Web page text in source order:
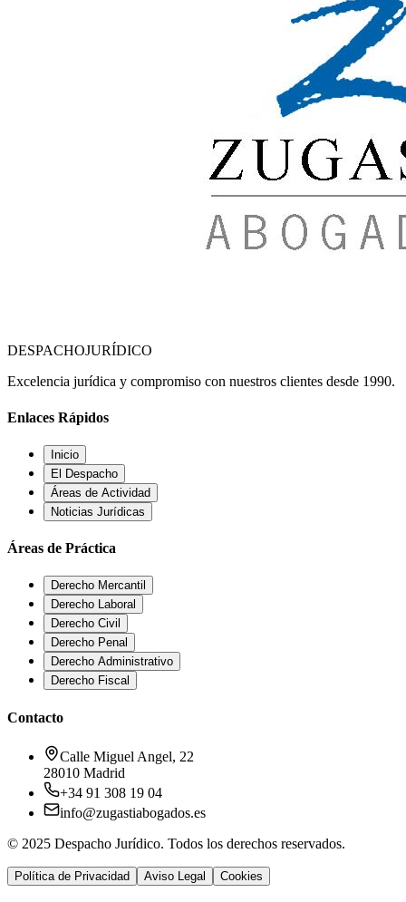
DESPACHOJURÍDICO
Excelencia jurídica y compromiso con nuestros clientes desde 1990.
Enlaces Rápidos
Inicio
El Despacho
Áreas de Actividad
Noticias Jurídicas
Áreas de Práctica
Derecho Mercantil
Derecho Laboral
Derecho Civil
Derecho Penal
Derecho Administrativo
Derecho Fiscal
Contacto
Calle Miguel Angel, 22
28010 Madrid
+34 91 308 19 04
info@zugastiabogados.es
© 2025 Despacho Jurídico. Todos los derechos reservados.
Política de Privacidad Aviso Legal Cookies